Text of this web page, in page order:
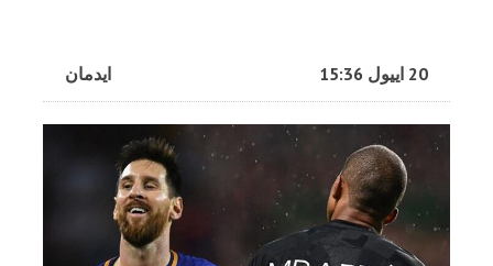
ایدمان 20 اییول 15:36